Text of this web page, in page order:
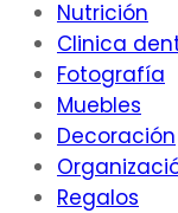
Nutrición
Clinica
Fotografía
Muebles
Decoración
Regalos